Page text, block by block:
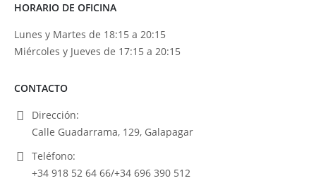
HORARIO DE OFICINA
Lunes y Martes de 18:15 a 20:15
Miércoles y Jueves de 17:15 a 20:15
CONTACTO
Dirección:
Calle Guadarrama, 129, Galapagar
Teléfono:
+34 918 52 64 66/+34 696 390 512